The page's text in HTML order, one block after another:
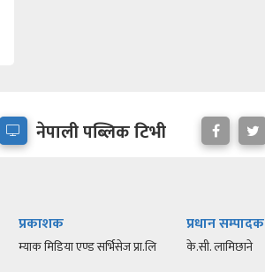
नेपाली पब्लिक टिभी
प्रकाशक
म्याक मिडिया एण्ड सर्भिसेज प्रा.लि
प्रधान सम्पादक
के.सी. लामिछाने